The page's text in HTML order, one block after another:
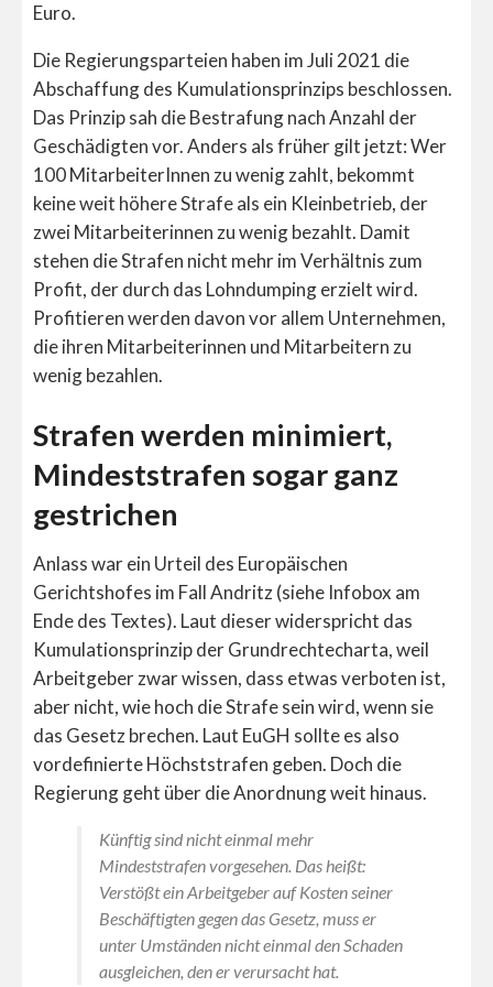
Euro.
Die Regierungsparteien haben im Juli 2021 die
Abschaffung des Kumulationsprinzips beschlossen.
Das Prinzip sah die Bestrafung nach Anzahl der
Geschädigten vor. Anders als früher gilt jetzt: Wer
100 MitarbeiterInnen zu wenig zahlt, bekommt
keine weit höhere Strafe als ein Kleinbetrieb, der
zwei Mitarbeiterinnen zu wenig bezahlt. Damit
stehen die Strafen nicht mehr im Verhältnis zum
Profit, der durch das Lohndumping erzielt wird.
Profitieren werden davon vor allem Unternehmen,
die ihren Mitarbeiterinnen und Mitarbeitern zu
wenig bezahlen.
Strafen werden minimiert,
Mindeststrafen sogar ganz
gestrichen
Anlass war ein Urteil des Europäischen
Gerichtshofes im Fall Andritz (siehe Infobox am
Ende des Textes). Laut dieser widerspricht das
Kumulationsprinzip der Grundrechtecharta, weil
Arbeitgeber zwar wissen, dass etwas verboten ist,
aber nicht, wie hoch die Strafe sein wird, wenn sie
das Gesetz brechen. Laut EuGH sollte es also
vordefinierte Höchststrafen geben. Doch die
Regierung geht über die Anordnung weit hinaus.
Künftig sind nicht einmal mehr
Mindeststrafen vorgesehen. Das heißt:
Verstößt ein Arbeitgeber auf Kosten seiner
Beschäftigten gegen das Gesetz, muss er
unter Umständen nicht einmal den Schaden
ausgleichen, den er verursacht hat.